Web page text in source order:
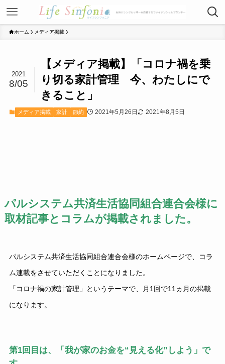
ホーム メディア掲載
【メディア掲載】「コロナ禍を乗
り切る家計管理 今、わたしにで
きること」
2021
8/05
メディア掲載 家計 節約 2021年5月26日 2021年8月5日
パルシステム共済生活協同組合連合会様に
取材記事とコラムが掲載されました。
パルシステム共済生活協同組合連合会様のホームページで、コラ
ム連載をさせていただくことになりました。
「コロナ禍の家計管理」というテーマで、月1回で11ヵ月の掲載
になります。
第1回目は、「我が家のお金を“見える化”しよう」で